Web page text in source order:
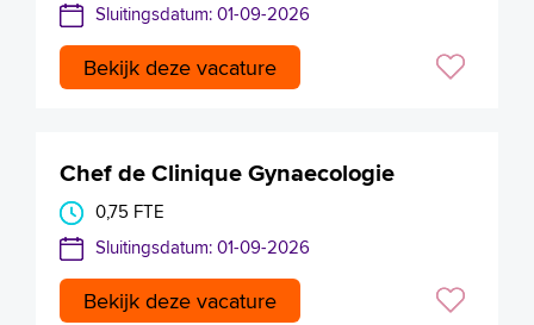
Sluitingsdatum: 01-09-2026
Bekijk deze vacature
Chef de Clinique Gynaecologie
0,75 FTE
Sluitingsdatum: 01-09-2026
Bekijk deze vacature